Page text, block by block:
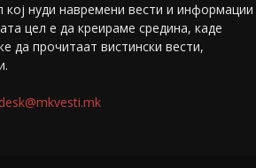
нуди навремени вести и информации
цел е да креираме средина, каде
да прочитаат вистински вести,
desk@mkvesti.mk